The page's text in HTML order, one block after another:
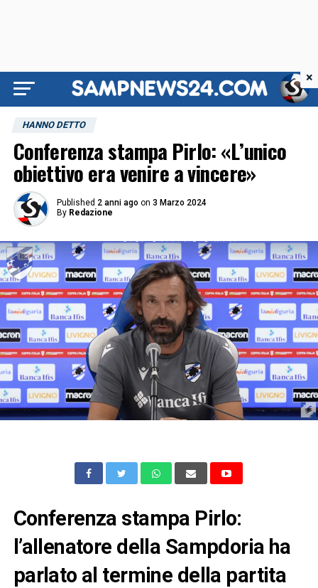
HANNO DETTO
Conferenza stampa Pirlo: «L’unico
obiettivo era venire a vincere»
Published 2 anni ago on 3 Marzo 2024
By Redazione
Conferenza stampa Pirlo:
l’allenatore della Sampdoria ha
parlato al termine della partita
×